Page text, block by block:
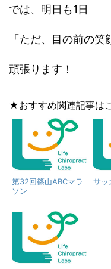
では、明日も1日
「ただ、目の前の笑
頑張ります！
★おすすめ関連記事は
第32回篠山ABCマラ
ソン
サッ